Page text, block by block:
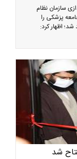
سازمان نظام
پزشکی را
اظهار کرد:
شد